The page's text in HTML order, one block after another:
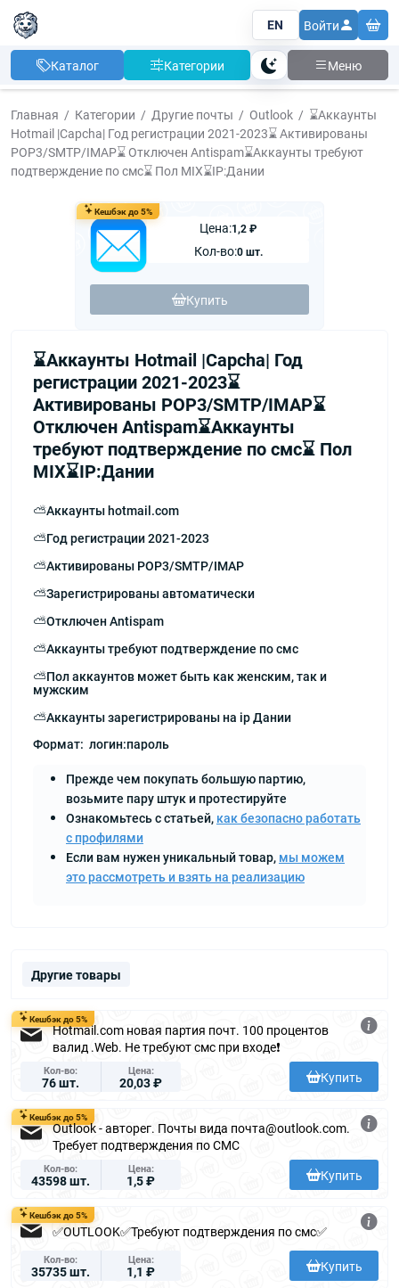
EN Войти
Каталог Категории Тема Меню
Главная Категории Другие почты Outlook
⌛️Аккаунты
Hotmail |Capcha| Год регистрации 2021-2023⌛️ Активированы
POP3/SMTP/IMAP⌛️ Отключен Antispam⌛️Аккаунты требуют
подтверждение по смс⌛️ Пол MIX⌛️IP:Дании
Кешбэк до 5%
Цена:1,2 ₽
Кол-во:0 шт.
Купить
⌛️Аккаунты Hotmail |Capcha| Год
регистрации 2021-2023⌛️
Активированы POP3/SMTP/IMAP⌛️
Отключен Antispam⌛️Аккаунты
требуют подтверждение по смс⌛️ Пол
MIX⌛️IP:Дании
⛅️Аккаунты hotmail.com
⛅️Год регистрации 2021-2023
⛅️Активированы POP3/SMTP/IMAP
⛅️Зарегистрированы автоматически
⛅️Отключен Antispam
⛅️Аккаунты требуют подтверждение по смс
⛅️Пол аккаунтов может быть как женским, так и
мужским
⛅️Аккаунты зарегистрированы на ip Дании
Формат: логин:пароль
Прежде чем покупать большую партию,
возьмите пару штук и протестируйте
Ознакомьтесь с статьей, как безопасно работать
с профилями
Если вам нужен уникальный товар, мы можем
это рассмотреть и взять на реализацию
Другие товары
Кешбэк до 5%
Hotmail.com новая партия почт. 100 процентов
валид .Web. Не требуют смс при входе❗️
Кол-во
76 шт.
Цена
20,03 ₽ Купить
Кешбэк до 5%
Outlook - авторег. Почты вида почта@outlook.com.
Требует подтверждения по СМС
Кол-во
43598 шт.
Цена
1,5 ₽ Купить
Кешбэк до 5%
✅OUTLOOK✅Требуют подтверждения по смс✅
Кол-во
35735 шт.
Цена
1,1 ₽ Купить